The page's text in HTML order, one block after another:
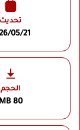
تحديث
05/21
الحجم
80 MB